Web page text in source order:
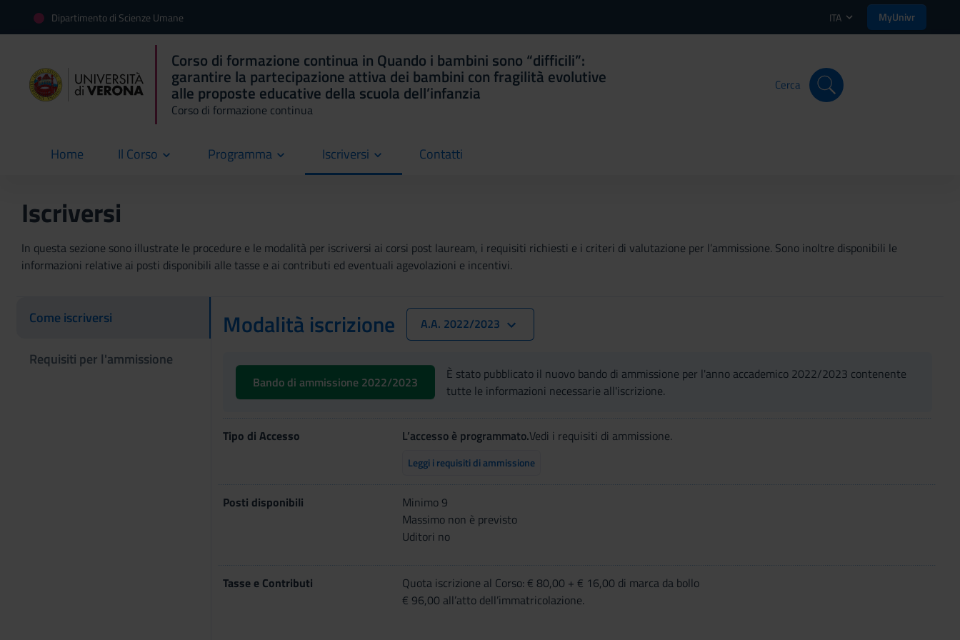
Dipartimento di Scienze Umane ITA MyUnivr
Corso di formazione continua in Quando i bambini sono “difficili”:
garantire la partecipazione attiva dei bambini con fragilità evolutive
alle proposte educative della scuola dell’infanzia
Corso di formazione continua
Cerca
Home
current Il Corso Programma Iscriversi Contatti
current
Iscriversi
In questa sezione sono illustrate le procedure e le modalità per iscriversi ai corsi post lauream, i requisiti richiesti e i criteri di valutazione per l’ammissione. Sono inoltre disponibili le
informazioni relative ai posti disponibili alle tasse e ai contributi ed eventuali agevolazioni e incentivi.
Come iscriversi
Requisiti per l'ammissione
Modalità iscrizione A.A. 2022/2023
Bando di ammissione 2022/2023
È stato pubblicato il nuovo bando di ammissione per l'anno accademico 2022/2023 contenente
tutte le informazioni necessarie all'iscrizione.
Tipo di Accesso L’accesso è programmato.Vedi i requisiti di ammissione.
Leggi i requisiti di ammissione
Posti disponibili
Minimo 9
Massimo non è previsto
Uditori no
Tasse e Contributi
Quota iscrizione al Corso: € 80,00 + € 16,00 di marca da bollo
€ 96,00 all’atto dell’immatricolazione.